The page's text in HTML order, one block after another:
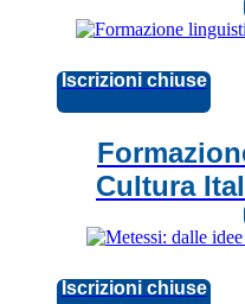
Iscrizioni chiuse
Cultura
Iscrizioni chiuse